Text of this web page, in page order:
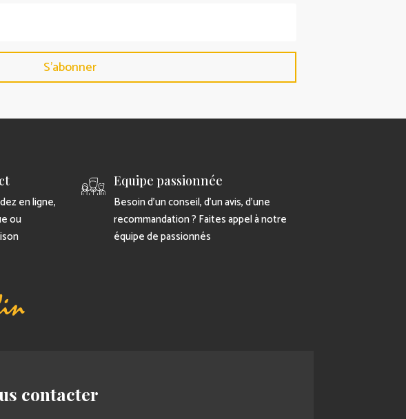
S'abonner
en ligne,
ou
Equipe passionnée
Besoin d’un conseil, d’un avis, d’une
recommandation ? Faites appel à notre
équipe de passionnés
contacter